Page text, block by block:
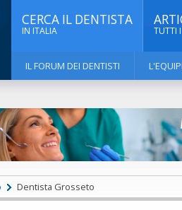
CERCA IL DENTISTA
IN ITALIA TUTTI
IL FORUM DEI DENTISTI
Dentista Grosseto